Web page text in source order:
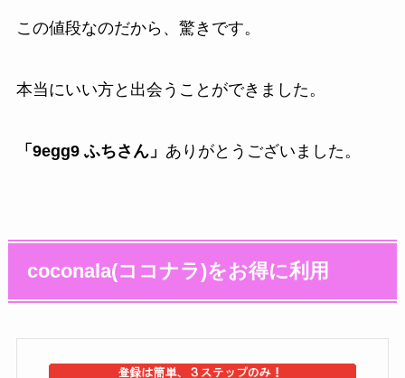
この値段なのだから、驚きです。
本当にいい方と出会うことができました。
「9egg9 ふちさん」 ありがとうございました。
coconala(ココナラ)をお得に利用